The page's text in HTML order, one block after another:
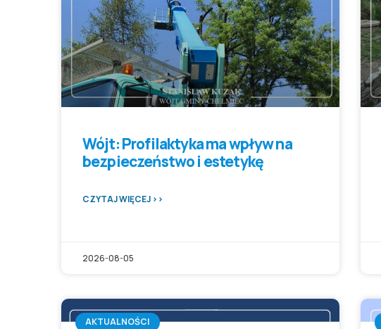
Wójt: Profilaktyka ma wpływ na
bezpieczeństwo i estetykę
CZYTAJ WIĘCEJ >>
2026-08-05
AKTUALNOŚCI